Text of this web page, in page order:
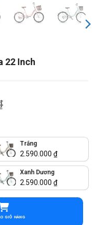
22 Inch
Trắng
2.590.000 ₫
Xanh Dương
2.590.000 ₫
lượng
GIỎ HÀNG